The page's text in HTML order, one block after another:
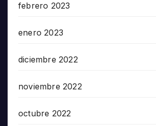
febrero 2023
enero 2023
diciembre 2022
noviembre 2022
octubre 2022